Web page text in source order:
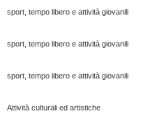
sport, tempo libero e attività giovanili
sport, tempo libero e attività giovanili
sport, tempo libero e attività giovanili
Attività culturali ed artistiche